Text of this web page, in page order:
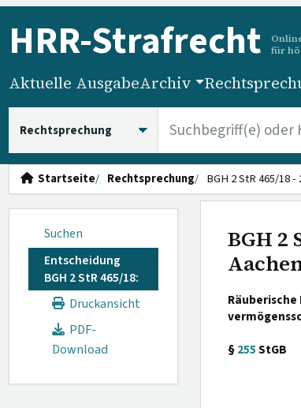
HRR-Strafrecht
für
Aktuelle AusgabeArchiv
Startseite Rechtsprechung BGH 2 StR 465/18 -
Suchen
Entscheidung
BGH 2 StR 465/18:
Druckansicht
PDF-
Download
BGH 2
§255StGB